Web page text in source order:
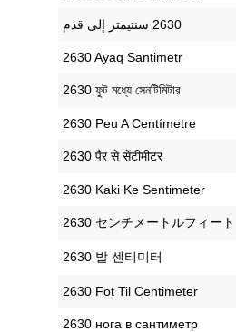
‎2630 Ayaq Santimetr
‎2630 ফুট মধ্যে সেনটিমিটার
‎2630 Peu A Centímetre
‎2630 पैर से सेंटीमीटर
‎2630 Kaki Ke Sentimeter
‎2630 センチメートルフィート
‎2630 발 센티미터
‎2630 Fot Til Centimeter
‎2630 нога в сантиметр